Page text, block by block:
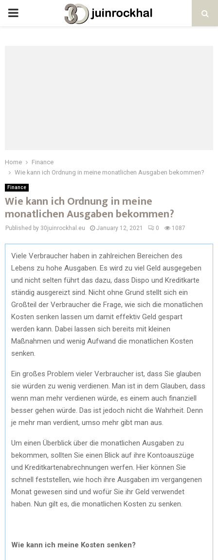
PRIMARY
Home
Finance
Wie kann ich Ordnung in meine monatlichen Ausgaben bekommen?
Finance
Wie kann ich Ordnung in meine
monatlichen Ausgaben bekommen?
Published by 30juinrockhal.eu January 12, 2021 0 1087
Viele Verbraucher haben in zahlreichen Bereichen des
Lebens zu hohe Ausgaben. Es wird zu viel Geld ausgegeben
und nicht selten führt das dazu, dass Dispo und Kreditkarte
ständig ausgereizt sind. Nicht ohne Grund stellt sich ein
Großteil der Verbraucher die Frage, wie sich die monatlichen
Kosten senken lassen um damit effektiv Geld gespart
werden kann. Dabei lassen sich bereits mit kleinen
Maßnahmen und wenig Aufwand die monatlichen Kosten
senken.
Ein großes Problem vieler Verbraucher ist, dass Sie glauben
sie würden zu wenig verdienen. Man ist in dem Glauben, dass
wenn man mehr verdienen würde, es einem auch finanziell
besser gehen würde. Das ist jedoch nicht die Wahrheit. Denn
je mehr man verdient, umso mehr gibt man aus.
Um einen Überblick über die monatlichen Ausgaben zu
bekommen, sollten Sie einen Blick auf ihre Kontoauszüge
und Kreditkartenabrechnungen werfen. Hier können Sie
schnell feststellen, wie hoch ihre Ausgaben im vergangenen
Monat gewesen sind und wofür Sie ihr Geld verwendet
haben. Nun gilt es, die monatlichen Kosten zu senken.
Wie kann ich meine Kosten senken?